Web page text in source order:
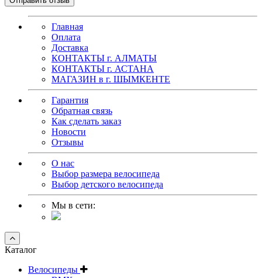
Главная
Оплата
Доставка
КОНТАКТЫ г. АЛМАТЫ
КОНТАКТЫ г. АСТАНА
МАГАЗИН в г. ШЫМКЕНТЕ
Гарантия
Обратная связь
Как сделать заказ
Новости
Отзывы
О нас
Выбор размера велосипеда
Выбор детского велосипеда
Мы в сети:
Каталог
Велосипеды